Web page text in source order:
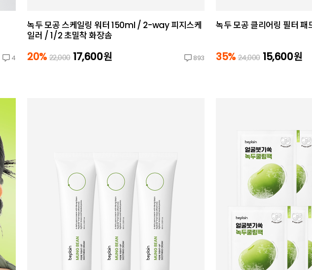
4
녹두 모공 스케일링 워터 150ml / 2-way 피지스케
일러 / 1/2 초밀착 화장솜
20% 22,000 17,600원 893
녹두 모공 클리어링 필터
35% 24,000 15,600원